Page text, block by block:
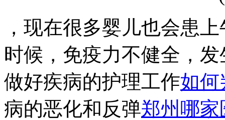
，现在很多婴儿也会患
时候，免疫力不健全，
做好疾病的护理工作如何
病的恶化和反弹郑州哪